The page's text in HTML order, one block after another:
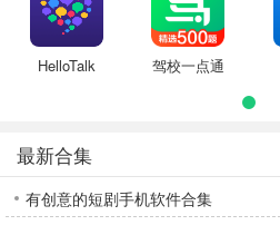
HelloTalk 驾校一点通
最新合集
有创意的短剧手机软件合集